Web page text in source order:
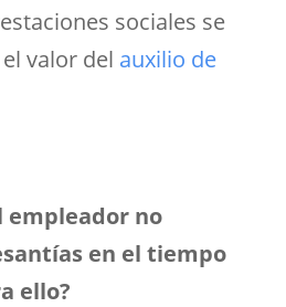
sociales se
valor del auxilio de
empleador no
en el tiempo
ello?